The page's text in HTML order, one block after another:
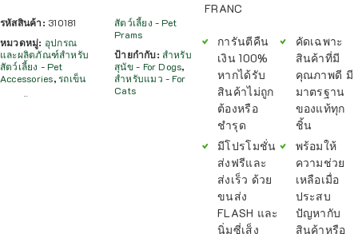
รหัสสินค้า: 310181
หมวดหมู่: อุปกรณ
และผลิตภัณฑ์สำหรับ
สัตว์เลี้ยง - Pet
Accessories,รถเข็น
สัตว์เลี้ยง - Pet
Prams
ป้ายกำกับ: สำหรับ
สุนัข - For Dogs,
สำหรับแมว - For
Cats
FRANC
การันตีคืน
เงิน 100%
หากได้รับ
สินค้าไม่ถูก
ต้องหรือ
ชำรุด
มีโปรโมชั่น
ส่งฟรีและ
ส่งเร็ว ด้วย
ขนส่ง
FLASH และ
นิ่มซี่เส็ง
คัดเฉพาะ
สินค้าที่มี
คุณภาพดี มี
มาตรฐาน
ของแท้ทุก
ชิ้น
พร้อมให้
ความช่วย
เหลือเมื่อ
ประสบ
ปัญหากับ
สินค้าหรือ